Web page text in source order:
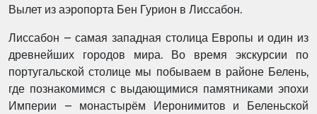
Вылет из аэропорта Бен Гурион в Лиссабон.
Лиссабон – самая западная столица Европы и один из
древнейших городов мира. Во время экскурсии по
португальской столице мы побываем в районе Белень,
где познакомимся с выдающимися памятниками эпохи
Империи – монастырём Иеронимитов и Беленьской